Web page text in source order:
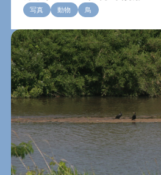
写真 動物 鳥